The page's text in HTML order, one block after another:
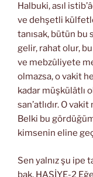
Halbuki, asıl
ve dehşetli
tanısak, bütün bu
gelir, rahat olur,
ve mebzûliyete
olmazsa, o vakit
kadar müşkülâtlı
san’atlıdır. O
Belki bu
kimsenin eline
Sen yalnız şu ipe
bak. HAŞİYE-2